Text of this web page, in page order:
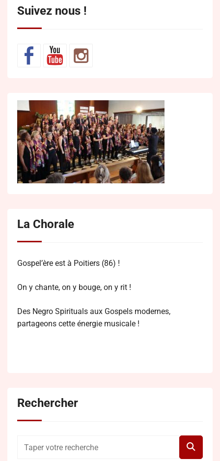
Suivez nous !
La Chorale
Gospel’ère est à Poitiers (86) !
On y chante, on y bouge, on y rit !
Des Negro Spirituals aux Gospels modernes,
partageons cette énergie musicale !
Rechercher